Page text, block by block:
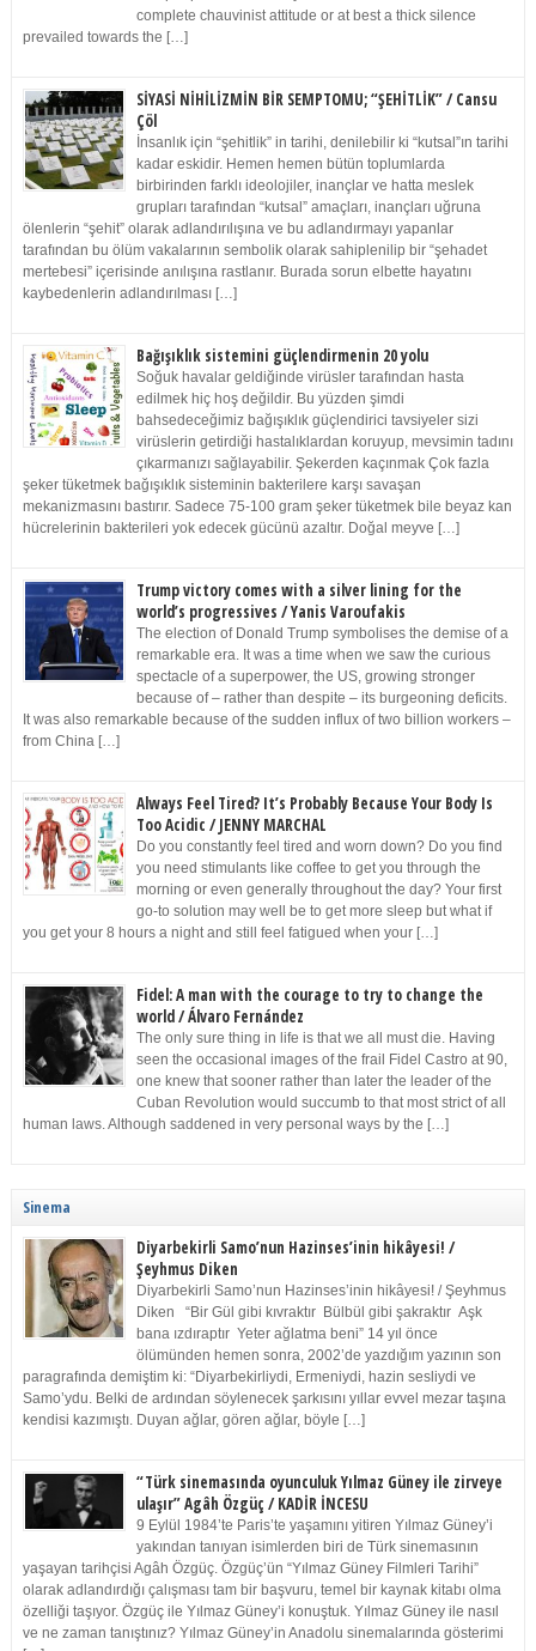
complete chauvinist attitude or at best a thick silence
prevailed towards the […]
SİYASİ NİHİLİZMİN BİR SEMPTOMU; “ŞEHİTLİK” / Cansu
Çöl
İnsanlık için “şehitlik” in tarihi, denilebilir ki “kutsal”ın tarihi
kadar eskidir. Hemen hemen bütün toplumlarda
birbirinden farklı ideolojiler, inançlar ve hatta meslek
grupları tarafından “kutsal” amaçları, inançları uğruna
ölenlerin “şehit” olarak adlandırılışına ve bu adlandırmayı yapanlar
tarafından bu ölüm vakalarının sembolik olarak sahiplenilip bir “şehadet
mertebesi” içerisinde anılışına rastlanır. Burada sorun elbette hayatını
kaybedenlerin adlandırılması […]
Bağışıklık sistemini güçlendirmenin 20 yolu
Soğuk havalar geldiğinde virüsler tarafından hasta
edilmek hiç hoş değildir. Bu yüzden şimdi
bahsedeceğimiz bağışıklık güçlendirici tavsiyeler sizi
virüslerin getirdiği hastalıklardan koruyup, mevsimin tadını
çıkarmanızı sağlayabilir. Şekerden kaçınmak Çok fazla
şeker tüketmek bağışıklık sisteminin bakterilere karşı savaşan
mekanizmasını bastırır. Sadece 75-100 gram şeker tüketmek bile beyaz kan
hücrelerinin bakterileri yok edecek gücünü azaltır. Doğal meyve […]
Trump victory comes with a silver lining for the
world’s progressives / Yanis Varoufakis
The election of Donald Trump symbolises the demise of a
remarkable era. It was a time when we saw the curious
spectacle of a superpower, the US, growing stronger
because of – rather than despite – its burgeoning deficits.
It was also remarkable because of the sudden influx of two billion workers –
from China […]
Always Feel Tired? It’s Probably Because Your Body Is
Too Acidic / JENNY MARCHAL
Do you constantly feel tired and worn down? Do you find
you need stimulants like coffee to get you through the
morning or even generally throughout the day? Your first
go-to solution may well be to get more sleep but what if
you get your 8 hours a night and still feel fatigued when your […]
Fidel: A man with the courage to try to change the
world / Álvaro Fernández
The only sure thing in life is that we all must die. Having
seen the occasional images of the frail Fidel Castro at 90,
one knew that sooner rather than later the leader of the
Cuban Revolution would succumb to that most strict of all
human laws. Although saddened in very personal ways by the […]
Sinema
Diyarbekirli Samo’nun Hazinses’inin hikâyesi! /
Şeyhmus Diken
Diyarbekirli Samo’nun Hazinses’inin hikâyesi! / Şeyhmus
Diken “Bir Gül gibi kıvraktır Bülbül gibi şakraktır Aşk
bana ızdıraptır Yeter ağlatma beni” 14 yıl önce
ölümünden hemen sonra, 2002’de yazdığım yazının son
paragrafında demiştim ki: “Diyarbekirliydi, Ermeniydi, hazin sesliydi ve
Samo’ydu. Belki de ardından söylenecek şarkısını yıllar evvel mezar taşına
kendisi kazımıştı. Duyan ağlar, gören ağlar, böyle […]
“Türk sinemasında oyunculuk Yılmaz Güney ile zirveye
ulaşır” Agâh Özgüç / KADİR İNCESU
9 Eylül 1984’te Paris’te yaşamını yitiren Yılmaz Güney’i
yakından tanıyan isimlerden biri de Türk sinemasının
yaşayan tarihçisi Agâh Özgüç. Özgüç’ün “Yılmaz Güney Filmleri Tarihi”
olarak adlandırdığı çalışması tam bir başvuru, temel bir kaynak kitabı olma
özelliği taşıyor. Özgüç ile Yılmaz Güney’i konuştuk. Yılmaz Güney ile nasıl
ve ne zaman tanıştınız? Yılmaz Güney’in Anadolu sinemalarında gösterimi